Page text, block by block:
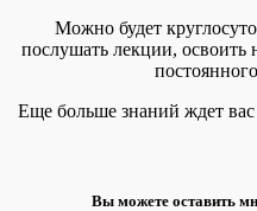
Можно будет
послушать лекции,
Еще больше знаний ждет
Вы можете оставить